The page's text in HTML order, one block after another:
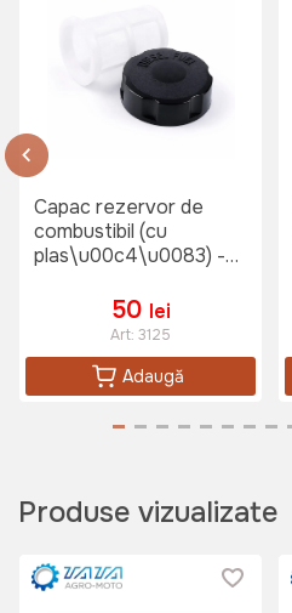
Capac rezervor de
combustibil (cu
plas\u00c4\u0083) -
50 lei
Art: 3125
Adaugă
Produse vizualizate